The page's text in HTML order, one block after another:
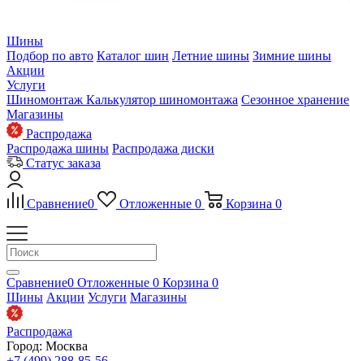
Шины
Подбор по авто Каталог шин Летние шины Зимние шины
Акции
Услуги
Шиномонтаж Калькулятор шиномонтажа Сезонное хранение
Магазины
Распродажа
Распродажа шины Распродажа диски
Статус заказа
Сравнение0 Отложенные 0 Корзина 0
Сравнение0 Отложенные 0 Корзина 0
Шины Акции Услуги Магазины
Распродажа
Город: Москва